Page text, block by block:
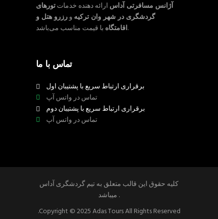
آژانس مسافرتی آداس ارائه دهنده خدماتتورهای
گردشگری در شهر وان ترکیه ورزرو هتل و
اقامتگاهبا قیمت مناسب می‌باشد.
تماس با ما
برقراری ارتباط سریع با پشتیبان اول
تماس در واتس آپ
برقراری ارتباط سریع با پشتیبان دوم
تماس در واتس آپ
کلیه حقوق این قالب متعلق به تیم گردشگری آداس
میباشد .
.Copyright © 2025 Adas Tours All Rights Reserved